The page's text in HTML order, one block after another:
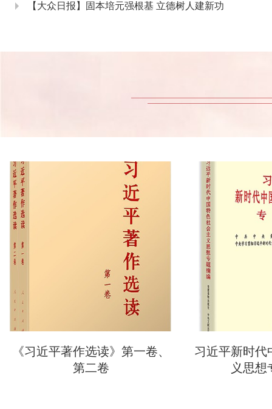
【大众日报】固本培元强根基 立德树人建新功
《习近平著作选读》第一卷、
第二卷
习近平新时代
义思想